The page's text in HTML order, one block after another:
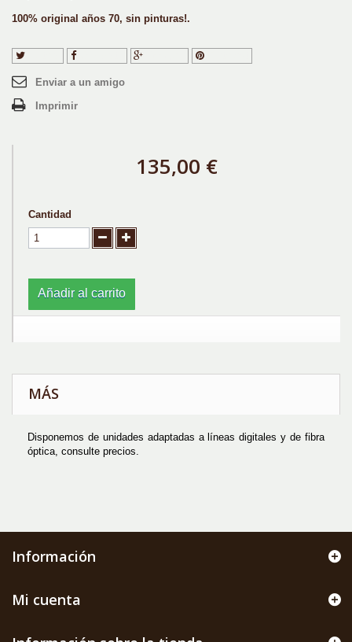
100% original años 70, sin pinturas!.
Tuitear Compartir
Enviar a un amigo
Imprimir
135,00 €
Cantidad
Añadir al carrito
MÁS
Disponemos de unidades adaptadas a líneas digitales y de fibra
óptica, consulte precios.
Información
Mi cuenta